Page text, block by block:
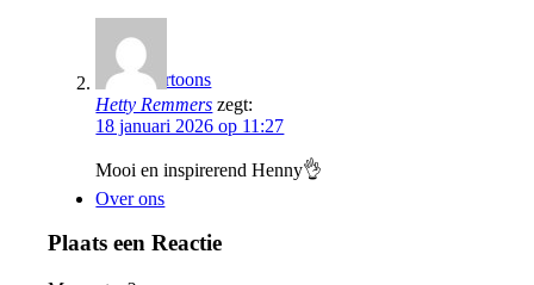
Cartoons
Over ons
Hetty Remmers zegt:
18 januari 2026 op 11:27
Mooi en inspirerend Henny👌
Plaats een Reactie